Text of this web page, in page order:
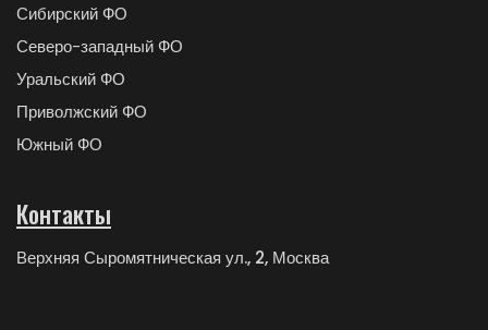
Сибирский ФО
Северо-западный ФО
Уральский ФО
Приволжский ФО
Южный ФО
Контакты
Верхняя Сыромятническая ул., 2, Москва